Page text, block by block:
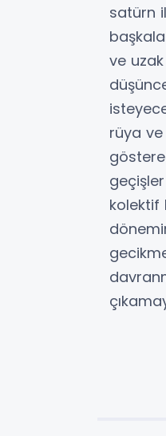
satürn
ve
rüya ve
kolektif